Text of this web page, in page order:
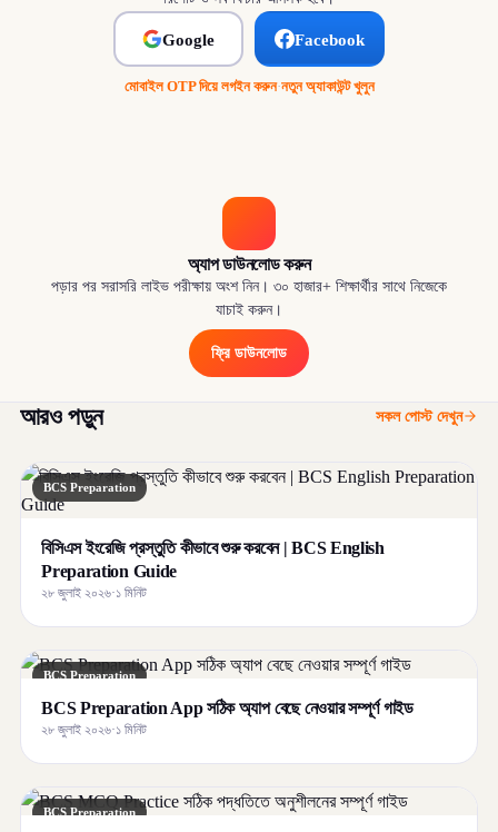
Google Facebook
মোবাইল OTP দিয়ে লগইন করুন·নতুন অ্যাকাউন্ট খুলুন
অ্যাপ ডাউনলোড করুন
পড়ার পর সরাসরি লাইভ পরীক্ষায় অংশ নিন। ৩০ হাজার+ শিক্ষার্থীর সাথে নিজেকে
যাচাই করুন।
ফ্রি ডাউনলোড
আরও পড়ুন সকল পোস্ট দেখুন
BCS Preparation
বিসিএস ইংরেজি প্রস্তুতি কীভাবে শুরু করবেন | BCS English
Preparation Guide
২৮ জুলাই ২০২৬·১ মিনিট
BCS Preparation
BCS Preparation App সঠিক অ্যাপ বেছে নেওয়ার সম্পূর্ণ গাইড
২৮ জুলাই ২০২৬·১ মিনিট
BCS Preparation